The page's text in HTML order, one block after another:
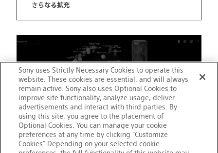
さらなる拡充
Chapter 5
Sony uses Strictly Necessary Cookies to operate this
website. These cookies are essential, and will always
remain active. Sony also uses Optional Cookies to
improve site functionality, analyze usage, deliver
advertisements and interact with third parties. By
using this site, you agree to the placement of
Optional Cookies. You can manage your cookie
preferences at any time by clicking "Customize
Cookies" Depending on your selected cookie